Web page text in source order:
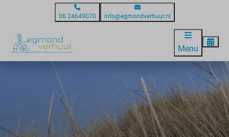
06 24649070 info@egmondverhuur.nl
Menu